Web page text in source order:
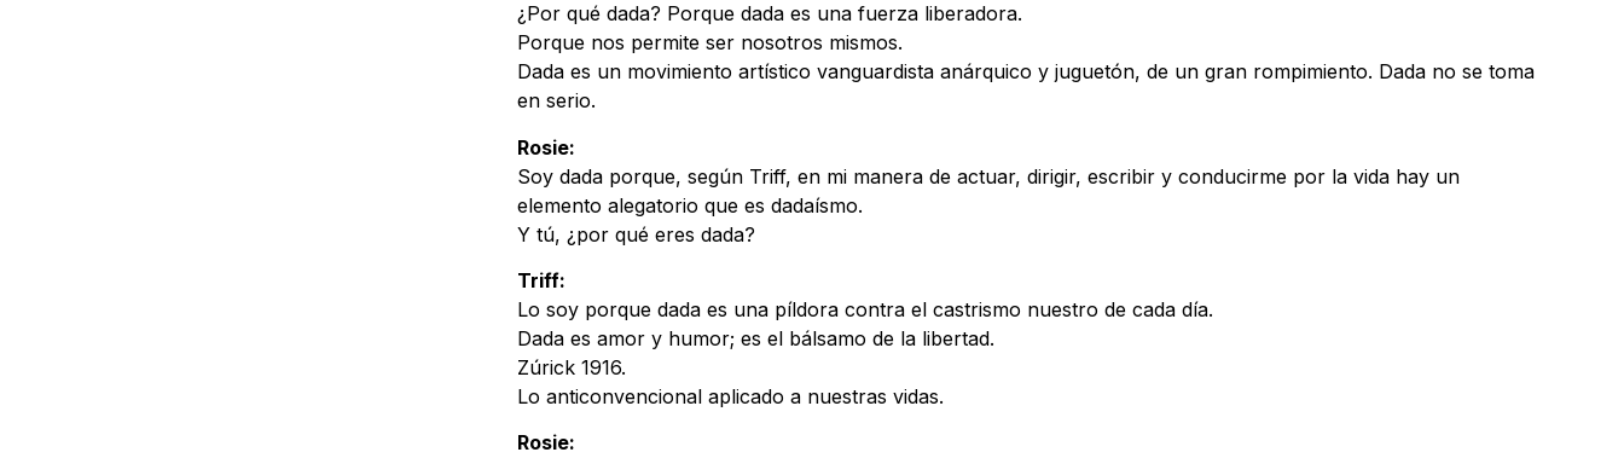
¿Por qué dada? Porque dada es una fuerza liberadora.
Porque nos permite ser nosotros mismos.
Dada es un movimiento artístico vanguardista anárquico y juguetón, de un gran rompimiento. Dada no se toma
en serio.
Rosie:
Soy dada porque, según Triff, en mi manera de actuar, dirigir, escribir y conducirme por la vida hay un
elemento alegatorio que es dadaísmo.
Y tú, ¿por qué eres dada?
Triff:
Lo soy porque dada es una píldora contra el castrismo nuestro de cada día.
Dada es amor y humor; es el bálsamo de la libertad.
Zúrick 1916.
Lo anticonvencional aplicado a nuestras vidas.
Rosie: